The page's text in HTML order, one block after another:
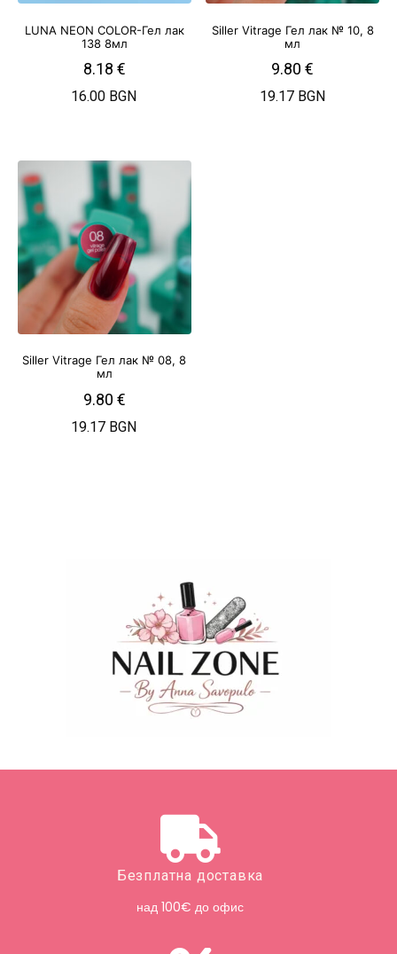
LUNA NEON COLOR-Гел лак
138 8мл
8.18 €
16.00 BGN
Siller Vitrage Гел лак № 10, 8
мл
9.80€
19.17 BGN
Siller Vitrage Гел лак № 08, 8
мл
9.80 €
19.17 BGN
Безплатна доставка
над 100€ до офис